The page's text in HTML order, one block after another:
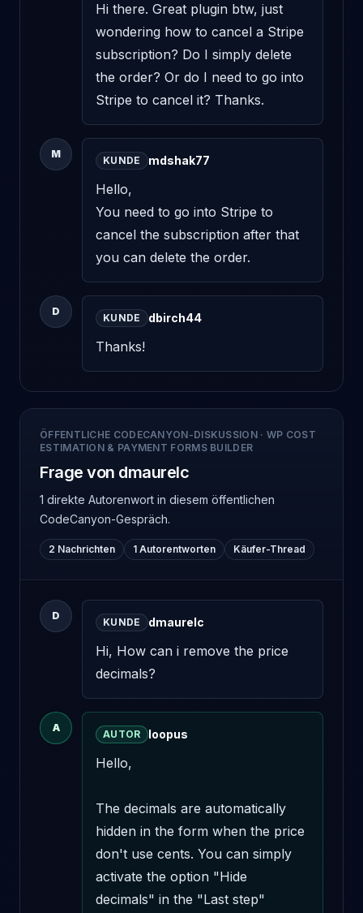
Hi there. Great plugin btw, just
wondering how to cancel a Stripe
subscription? Do I simply delete
the order? Or do I need to go into
Stripe to cancel it? Thanks.
M
KUNDE mdshak77
Hello,
You need to go into Stripe to
cancel the subscription after that
you can delete the order.
D
KUNDE dbirch44
Thanks!
ÖFFENTLICHE CODECANYON-DISKUSSION· WP COST
ESTIMATION & PAYMENT FORMS BUILDER
Frage von dmaurelc
1 direkte Autorenwort in diesem öffentlichen
CodeCanyon-Gespräch.
2 Nachrichten 1 Autorentworten Käufer-Thread
D
KUNDE dmaurelc
Hi, How can i remove the price
decimals?
A
AUTOR loopus
Hello,
The decimals are automatically
hidden in the form when the price
don't use cents. You can simply
activate the option "Hide
decimals" in the "Last step"